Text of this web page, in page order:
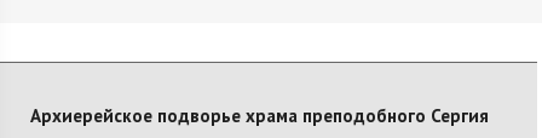
Архиерейское подворье храма преподобного Сергия